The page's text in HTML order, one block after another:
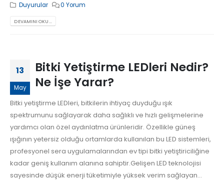
Duyurular 0 Yorum
DEVAMINI OKU...
13
May
Bitki Yetiştirme LEDleri Nedir?
Ne İşe Yarar?
Bitki yetiştirme LEDleri, bitkilerin ihtiyaç duyduğu ışık
spektrumunu sağlayarak daha sağlıklı ve hızlı gelişmelerine
yardımcı olan özel aydınlatma ürünleridir. Özellikle güneş
ışığının yetersiz olduğu ortamlarda kullanılan bu LED sistemleri,
profesyonel sera uygulamalarından ev tipi bitki yetiştiriciliğine
kadar geniş kullanım alanına sahiptir.Gelişen LED teknolojisi
sayesinde düşük enerji tüketimiyle yüksek verim sağlayan...